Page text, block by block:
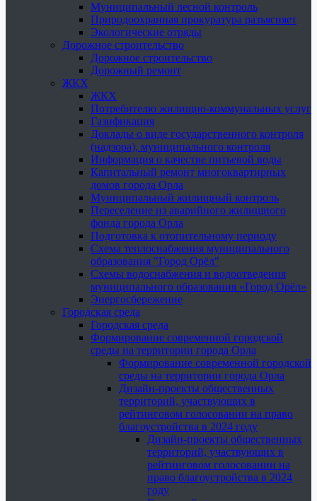
Муниципальный лесной контроль
Природоохранная прокуратура разъясняет
Экологические отряды
Дорожное строительство
Дорожное строительство
Дорожный ремонт
ЖКХ
ЖКХ
Потребителю жилищно-коммунальных услуг
Газификация
Доклады о виде государственного контроля
(надзора), муниципального контроля
Информация о качестве питьевой воды
Капитальный ремонт многоквартирных
домов города Орла
Муниципальный жилищный контроль
Переселение из аварийного жилищного
фонда города Орла
Подготовка к отопительному периоду
Схема теплоснабжения муниципального
образования "Город Орёл"
Схемы водоснабжения и водоотведения
муниципального образования «Город Орёл»
Энергосбережение
Городская среда
Городская среда
Формирование современной городской
среды на территории города Орла
Формирование современной городской
среды на территории города Орла
Дизайн-проекты общественных
территорий, участвующих в
рейтинговом голосовании на право
благоустройства в 2024 году
Дизайн-проекты общественных
территорий, участвующих в
рейтинговом голосовании на
право благоустройства в 2024
году